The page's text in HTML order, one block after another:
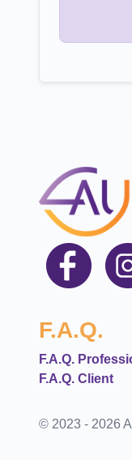
F.A.Q.
F.A.Q.
F.A.Q. Client
© 2023 - 2026